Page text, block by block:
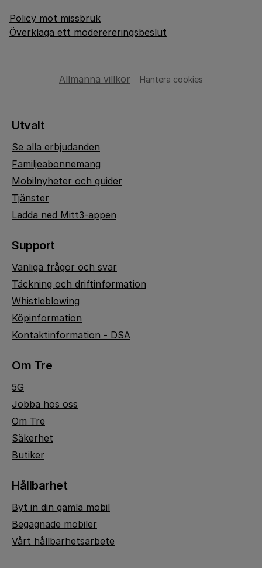
Policy mot missbruk
Överklaga ett moderereringsbeslut
Allmänna villkor Hantera cookies
Utvalt
Se alla erbjudanden
Familjeabonnemang
Mobilnyheter och guider
Tjänster
Ladda ned Mitt3-appen
Support
Vanliga frågor och svar
Täckning och driftinformation
Whistleblowing
Köpinformation
Kontaktinformation - DSA
Om Tre
5G
Jobba hos oss
Om Tre
Säkerhet
Butiker
Hållbarhet
Byt in din gamla mobil
Begagnade mobiler
Vårt hållbarhetsarbete